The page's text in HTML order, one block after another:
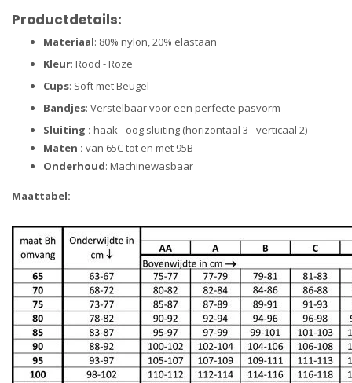
Productdetails:
Materiaal: 80% nylon, 20% elastaan
Kleur: Rood - Roze
Cups: Soft met Beugel
Bandjes: Verstelbaar voor een perfecte pasvorm
Sluiting : haak - oog sluiting (horizontaal 3 - verticaal 2)
Maten : van 65C tot en met 95B
Onderhoud: Machinewasbaar
Maattabel: